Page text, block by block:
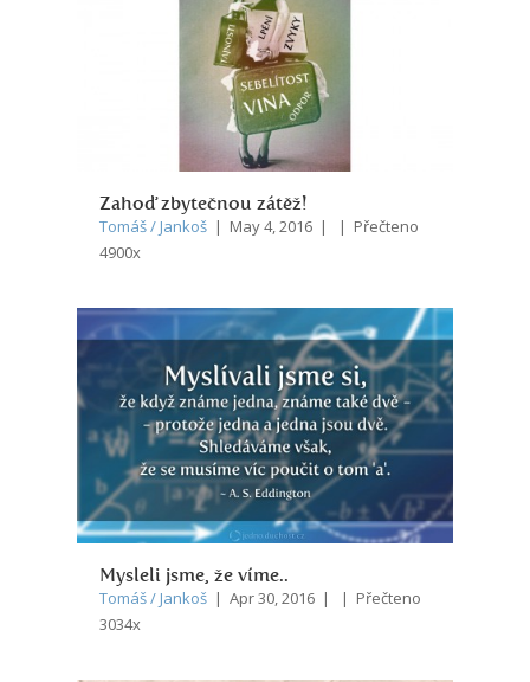
Zahoď zbytečnou zátěž!
Tomáš / Jankoš | May 4, 2016 | | Přečteno
4900x
Mysleli jsme, že víme..
Tomáš / Jankoš | Apr 30, 2016 | | Přečteno
3034x